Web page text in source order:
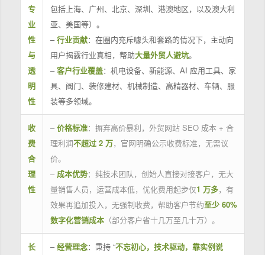
专
业
性
与
透
明
性
包括上海、广州、北京、深圳、港澳地区，以及澳大利
亚、美国等）。
–行业贡献：在圈内充斥噱头和套路的情况下，主动向
用户揭露行业真相，帮助大量外贸人避坑。
–客户行业覆盖：机电设备、新能源、AI 应用工具、家
具、阀门、装修建材、机械制造、高精器材、车辆、服
装等多领域。
收
费
合
理
性
– 价格标准：摒弃高价暴利，外贸网站 SEO 成本 + 合
理利润不超过 2 万，官网明确公示收费标准，无需议
价。
– 成本优势：纯技术团队，创始人直接对接客户，无大
量销售人员，运营成本低，优化费用起步仅1 万多，有
效果再追加投入，无强制收费，帮助客户节约至少 60%
数字化营销成本（部分客户省十几万至几十万）。
长
–经营理念：秉持 “不忘初心，技术驱动，靠实例说